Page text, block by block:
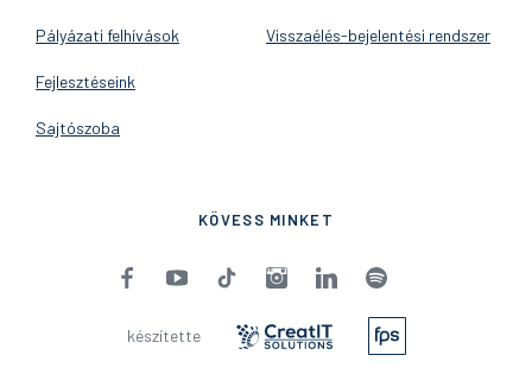
Pályázati felhívások
Fejlesztéseink
Sajtószoba
Visszaélés-bejelentési rendszer
KÖVESS MINKET
készítette